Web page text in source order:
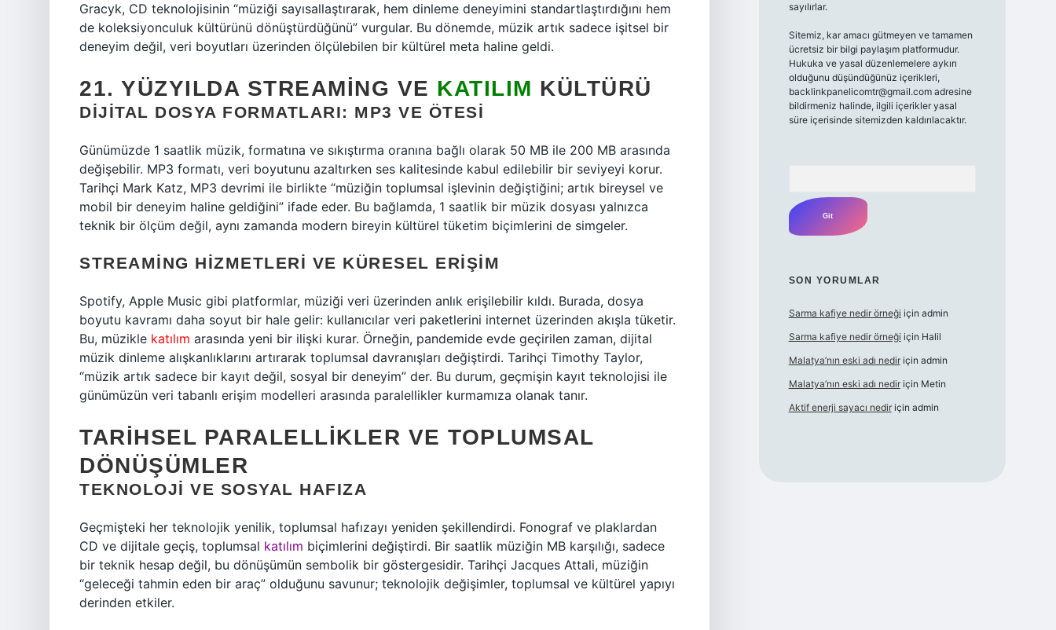
Gracyk, CD teknolojisinin “müziği sayısallaştırarak, hem dinleme deneyimini standartlaştırdığını hem
de koleksiyonculuk kültürünü dönüştürdüğünü” vurgular. Bu dönemde, müzik artık sadece işitsel bir
deneyim değil, veri boyutları üzerinden ölçülebilen bir kültürel meta haline geldi.
21. YÜZYILDA STREAMING VE KATILIM KÜLTÜRÜ
DIJITAL DOSYA FORMATLARI: MP3 VE ÖTESI
Günümüzde 1 saatlik müzik, formatına ve sıkıştırma oranına bağlı olarak 50 MB ile 200 MB arasında
değişebilir. MP3 formatı, veri boyutunu azaltırken ses kalitesinde kabul edilebilir bir seviyeyi korur.
Tarihçi Mark Katz, MP3 devrimi ile birlikte “müziğin toplumsal işlevinin değiştiğini; artık bireysel ve
mobil bir deneyim haline geldiğini” ifade eder. Bu bağlamda, 1 saatlik bir müzik dosyası yalnızca
teknik bir ölçüm değil, aynı zamanda modern bireyin kültürel tüketim biçimlerini de simgeler.
STREAMING HIZMETLERI VE KÜRESEL ERIŞIM
Spotify, Apple Music gibi platformlar, müziği veri üzerinden anlık erişilebilir kıldı. Burada, dosya
boyutu kavramı daha soyut bir hale gelir: kullanıcılar veri paketlerini internet üzerinden akışla tüketir.
Bu, müzikle katılım arasında yeni bir ilişki kurar. Örneğin, pandemide evde geçirilen zaman, dijital
müzik dinleme alışkanlıklarını artırarak toplumsal davranışları değiştirdi. Tarihçi Timothy Taylor,
“müzik artık sadece bir kayıt değil, sosyal bir deneyim” der. Bu durum, geçmişin kayıt teknolojisi ile
günümüzün veri tabanlı erişim modelleri arasında paralellikler kurmamıza olanak tanır.
TARIHSEL PARALELLIKLER VE TOPLUMSAL
DÖNÜŞÜMLER
TEKNOLOJI VE SOSYAL HAFIZA
Geçmişteki her teknolojik yenilik, toplumsal hafızayı yeniden şekillendirdi. Fonograf ve plaklardan
CD ve dijitale geçiş, toplumsal katılım biçimlerini değiştirdi. Bir saatlik müziğin MB karşılığı, sadece
bir teknik hesap değil, bu dönüşümün sembolik bir göstergesidir. Tarihçi Jacques Attali, müziğin
“geleceği tahmin eden bir araç” olduğunu savunur; teknolojik değişimler, toplumsal ve kültürel yapıyı
derinden etkiler.
sayılırlar.
Sitemiz, kar amacı gütmeyen ve tamamen
ücretsiz bir bilgi paylaşım platformudur.
Hukuka ve yasal düzenlemelere aykırı
olduğunu düşündüğünüz içerikleri,
backlinkpanelicomtr@gmail.comadresine
bildirmeniz halinde, ilgili içerikler yasal
süre içerisinde sitemizden kaldırılacaktır.
SON YORUMLAR
Sarma kafiye nedir örneği için admin
Sarma kafiye nedir örneği için Halil
Malatya’nın eski adı nediriçin admin
Malatya’nın eski adı nediriçin Metin
Aktif enerji sayacı nediriçin admin